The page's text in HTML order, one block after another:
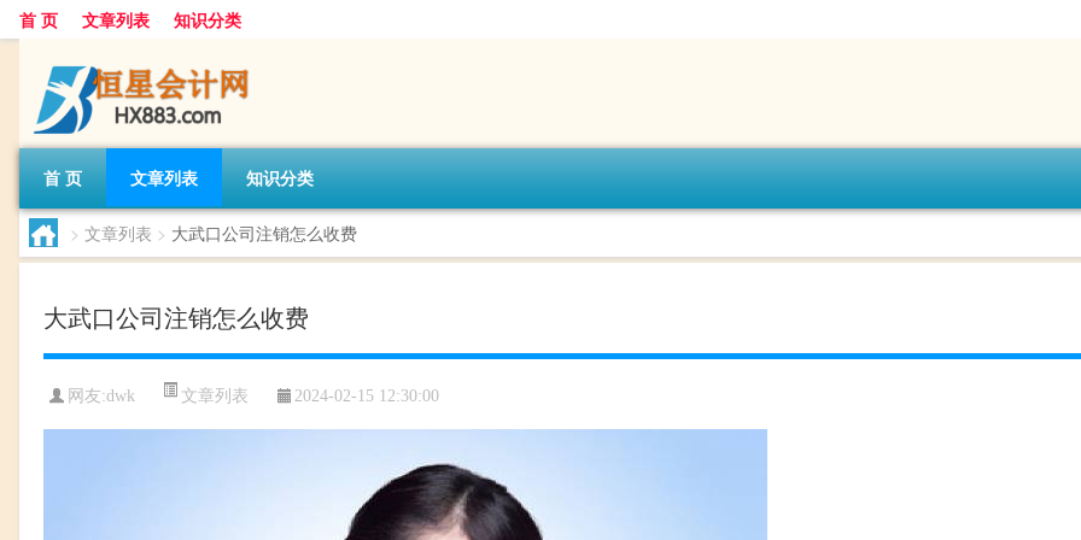
首 页 文章列表 知识分类
首 页 文章列表 知识分类
> 文章列表 > 大武口公司注销怎么收费
大武口公司注销怎么收费
网友:dwk 文章列表 2024-02-15 12:30:00